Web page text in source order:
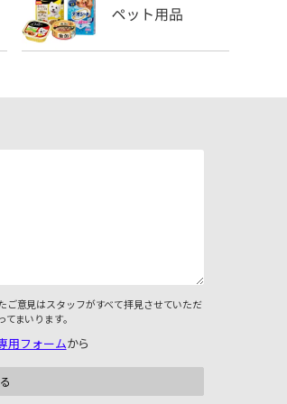
ご意見はスタッフがすべて拝見させていただ
まいります。
用フォームから